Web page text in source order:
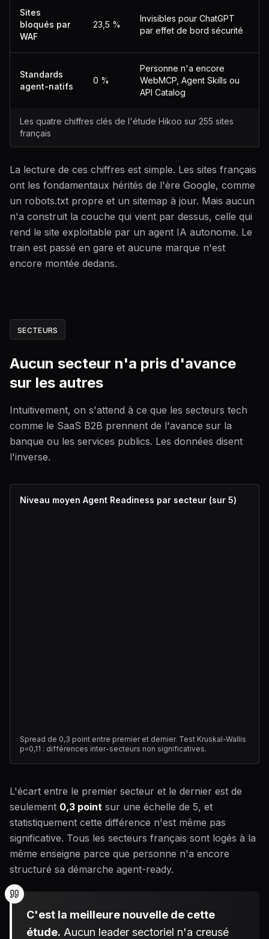
Les quatre chiffres clés de l'étude Hikoo sur 255 sites
français
Sites
bloqués par
WAF
23,5 %
Invisibles pour ChatGPT
par effet de bord sécurité
Standards
agent-natifs
0 %
Personne n'a encore
WebMCP, Agent Skills ou
API Catalog
La lecture de ces chiffres est simple. Les sites français
ont les fondamentaux hérités de l'ère Google, comme
un robots.txt propre et un sitemap à jour. Mais aucun
n'a construit la couche qui vient par dessus, celle qui
rend le site exploitable par un agent IA autonome. Le
train est passé en gare et aucune marque n'est
encore montée dedans.
SECTEURS
Aucun secteur n'a pris d'avance
sur les autres
Intuitivement, on s'attend à ce que les secteurs tech
comme le SaaS B2B prennent de l'avance sur la
banque ou les services publics. Les données disent
l'inverse.
Niveau moyen Agent Readiness par secteur (sur 5)
Spread de 0,3 point entre premier et dernier. Test Kruskal-Wallis
p=0,11 : différences inter-secteurs non significatives.
L'écart entre le premier secteur et le dernier est de
seulement 0,3 point sur une échelle de 5, et
statistiquement cette différence n'est même pas
significative. Tous les secteurs français sont logés à la
même enseigne parce que personne n'a encore
structuré sa démarche agent-ready.
C'est la meilleure nouvelle de cette
étude. Aucun leader sectoriel n'a creusé